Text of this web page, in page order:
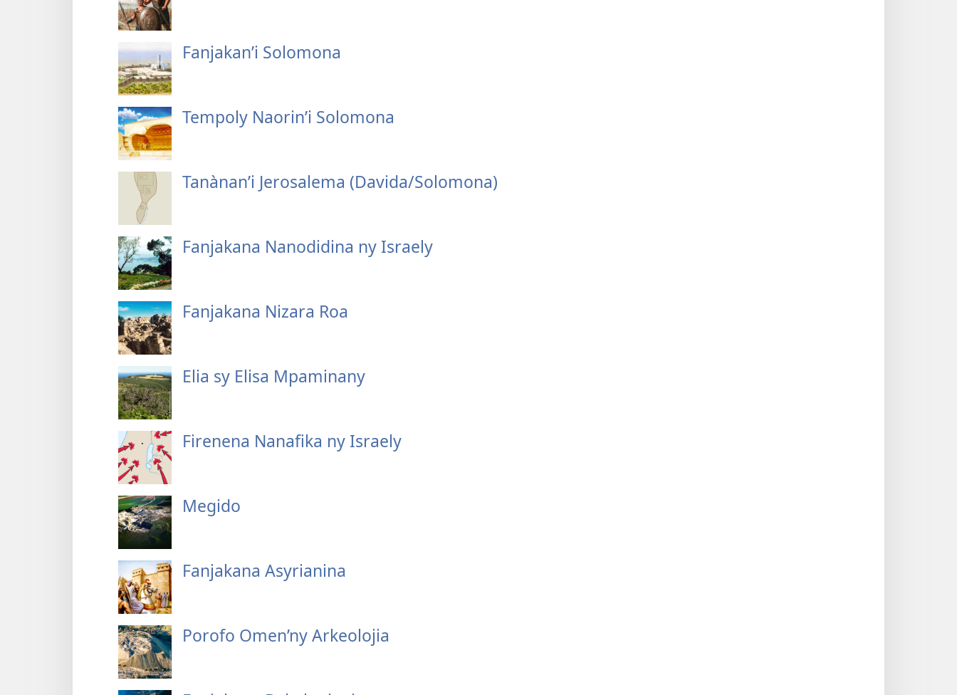
Fanjakan’i Solomona
Tempoly Naorin’i Solomona
Tanànan’i Jerosalema (Davida/Solomona)
Fanjakana Nanodidina ny Israely
Fanjakana Nizara Roa
Elia sy Elisa Mpaminany
Firenena Nanafika ny Israely
Megido
Fanjakana Asyrianina
Porofo Omen’ny Arkeolojia